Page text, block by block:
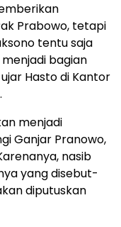
Prabowo, tetapi
tentu saja
bagian
Hasto di Kantor
menjadi
Ganjar Pranowo,
nasib
yang disebut-
diputuskan